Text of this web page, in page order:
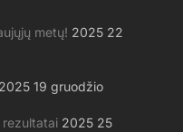
metų! 2025 22
2025 19 gruodžio
2025 25